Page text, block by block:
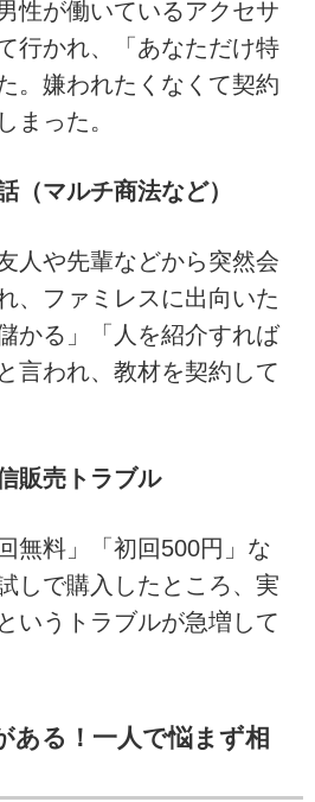
性が働いているアクセサ
行かれ、「あなただけ特
。嫌われたくなくて契約
まった。
（マルチ商法など）
人や先輩などから突然会
、ファミレスに出向いた
かる」「人を紹介すれば
言われ、教材を契約して
販売トラブル
無料」「初回500円」な
しで購入したところ、実
いうトラブルが急増して
ある！一人で悩まず相